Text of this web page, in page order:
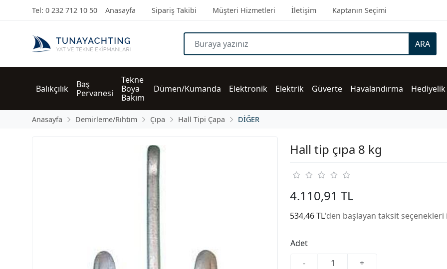
Tel: 0 232 712 10 50 Anasayfa Sipariş Takibi Müşteri Hizmetleri İletişim Kaptanın Seçimi
ARA
Balıkçılık
Baş
Pervanesi
Tekne
Boya
Bakım
Dümen/Kumanda Elektronik Elektrik Güverte Havalandırma Hediyelik
Anasayfa Demirleme/Rıhtım Çıpa Hall Tipi Çapa DİĞER
Hall tip çıpa 8 kg
4.110,91 TL
534,46 TL'den başlayan taksit
Adet
-
+